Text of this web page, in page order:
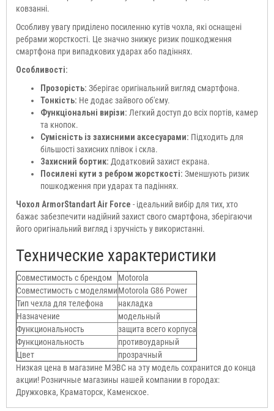
ковзанні.
Особливу увагу приділено посиленню кутів чохла, які оснащені
ребрами жорсткості. Це значно знижує ризик пошкодження
смартфона при випадкових ударах або падіннях.
Особливості:
Прозорість: Зберігає оригінальний вигляд смартфона.
Тонкість: Не додає зайвого об'єму.
Функціональні вирізи: Легкий доступ до всіх портів, камер
та кнопок.
Сумісність із захисними аксесуарами: Підходить для
більшості захисних плівок і скла.
Захисний бортик: Додатковий захист екрана.
Посилені кути з ребром жорсткості: Зменшують ризик
пошкодження при ударах та падіннях.
Чохол ArmorStandart Air Force - ідеальний вибір для тих, хто
бажає забезпечити надійний захист свого смартфона, зберігаючи
його оригінальний вигляд і зручність у використанні.
Технические характеристики
Совместимость с брендом
Motorola
Совместимость с моделямиMotorola G86 Power
Тип чехла для телефона
накладка
Назначение
модельный
Функциональность
защита всего корпуса
Функциональность
противоударный
Цвет
прозрачный
Низкая цена в магазине МЭВС на эту модель сохранится до конца
акции! Розничные магазины нашей компании в городах:
Дружковка, Краматорск, Каменское.